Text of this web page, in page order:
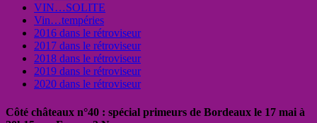
VIN…SOLITE
Vin…tempéries
2016 dans le rétroviseur
2017 dans le rétroviseur
2018 dans le rétroviseur
2019 dans le rétroviseur
2020 dans le rétroviseur
Côté châteaux n°40 : spécial primeurs de Bordeaux le 17 mai à